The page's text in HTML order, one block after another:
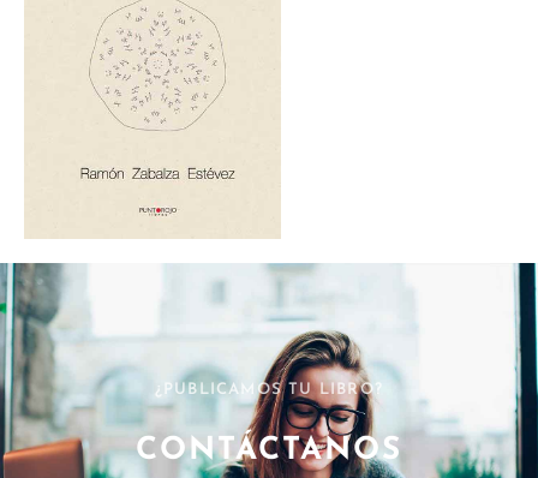
¿PUBLICAMOS TU LIBRO?
CONTÁCTANOS